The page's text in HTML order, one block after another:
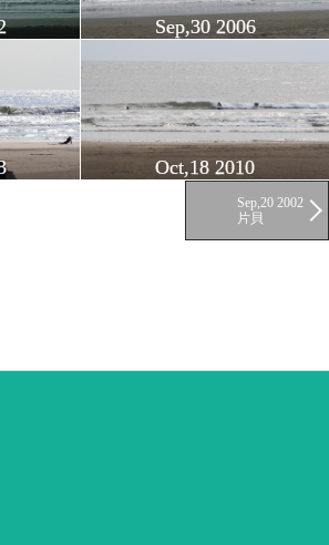
Sep,30 2006
Oct,18 2010
Sep,20 2002
片貝